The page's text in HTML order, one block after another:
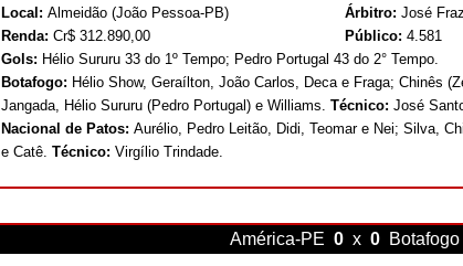
Local: Almeidão (João Pessoa-PB) Árbitro: José
Renda: Cr$ 312.890,00 Público: 4.581
Gols: Hélio Sururu 33 do 1º Tempo; Pedro Portugal 43 do 2° Tempo.
Botafogo: Hélio Show, Geraílton, João Carlos, Deca e Fraga; Chinês
Jangada, Hélio Sururu (Pedro Portugal) e Williams. Técnico: José
Nacional de Patos: Aurélio, Pedro Leitão, Didi, Teomar e Nei; Silva,
e Catê. Técnico: Virgílio Trindade.
América-PE 0 x 0 Botafogo